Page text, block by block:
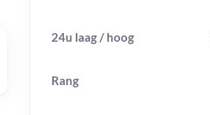
24u laag / hoog
Rang